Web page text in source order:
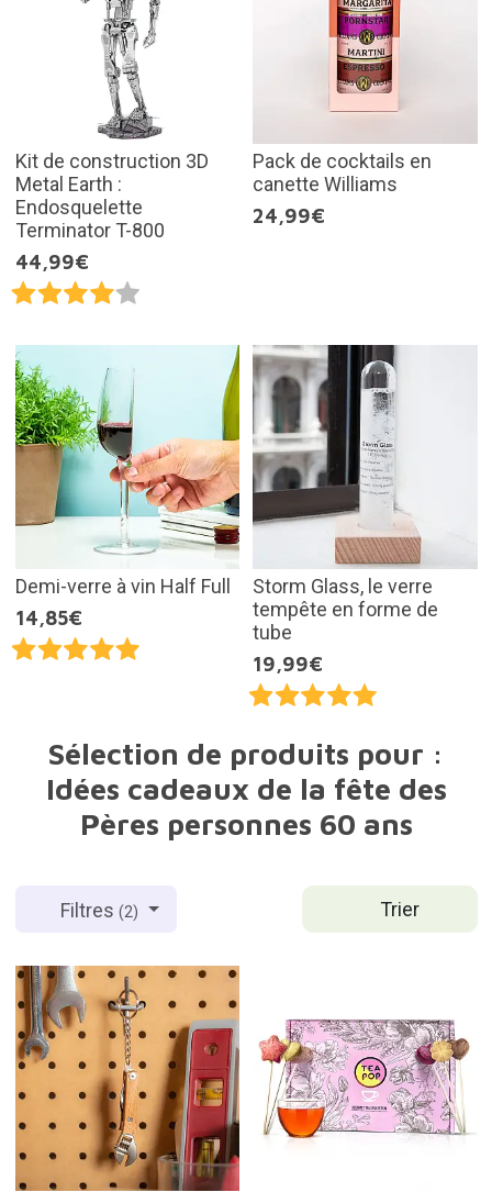
Kit de construction 3D
Metal Earth :
Endosquelette
Terminator T-800
44,99€
Pack de cocktails en
canette Williams
24,99€
Demi-verre à vin Half Full
14,85€
Storm Glass, le verre
tempête en forme de
tube
19,99€
Sélection de produits pour :
Idées cadeaux de la fête des
Pères personnes 60 ans
Trier
Filtres(2)